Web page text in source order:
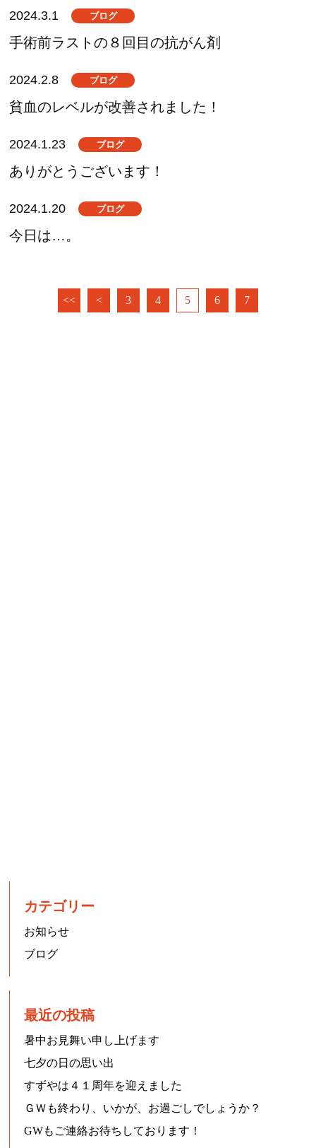
2024.3.1 ブログ
手術前ラストの８回目の抗がん剤
2024.2.8 ブログ
貧血のレベルが改善されました！
2024.1.23 ブログ
ありがとうございます！
2024.1.20 ブログ
今日は…。
<< < 3 4 5 6 7
カテゴリー
お知らせ
ブログ
最近の投稿
暑中お見舞い申し上げます
七夕の日の思い出
すずやは４１周年を迎えました
ＧＷも終わり、いかが、お過ごしでしょうか？
GWもご連絡お待ちしております！